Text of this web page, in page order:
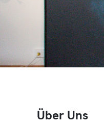
Über Uns